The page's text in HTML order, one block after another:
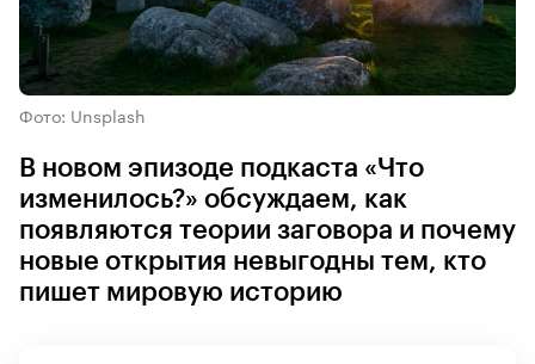
Фото: Unsplash
В новом эпизоде подкаста «Что
изменилось?» обсуждаем, как
появляются теории заговора и почему
новые открытия невыгодны тем, кто
пишет мировую историю